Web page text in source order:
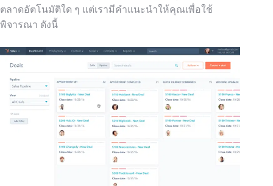
ตลาดอัตโนมัติใด ๆ แต่เรามีคำแนะนำให้คุณเพื่อใช้
พิจารณา ดังนี้